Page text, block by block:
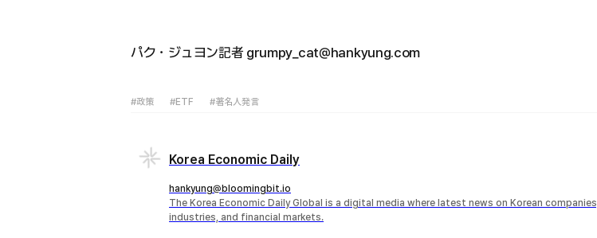
パク・ジュヨン記者 grumpy_cat@hankyung.com
#政策 #ETF #著名人発言
Korea Economic Daily
hankyung@bloomingbit.io
The Korea Economic Daily Global is a digital media where latest news on Korean companies,
industries, and financial markets.